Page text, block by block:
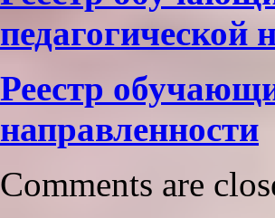
педагогической
Реестр
направленности
Comments are